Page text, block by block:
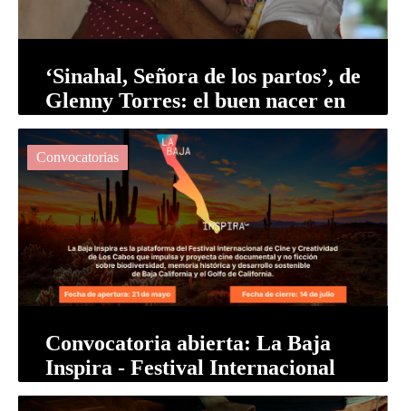
‘Sinahal, Señora de los partos’, de
Glenny Torres: el buen nacer en
Yucatán
Convocatorias
Convocatoria abierta: La Baja
Inspira - Festival Internacional
de Cine y Creatividad de Los